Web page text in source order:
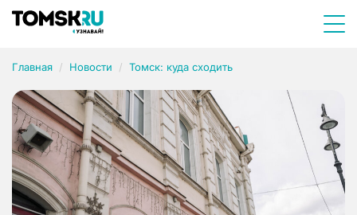
Главная Новости Томск: куда сходить